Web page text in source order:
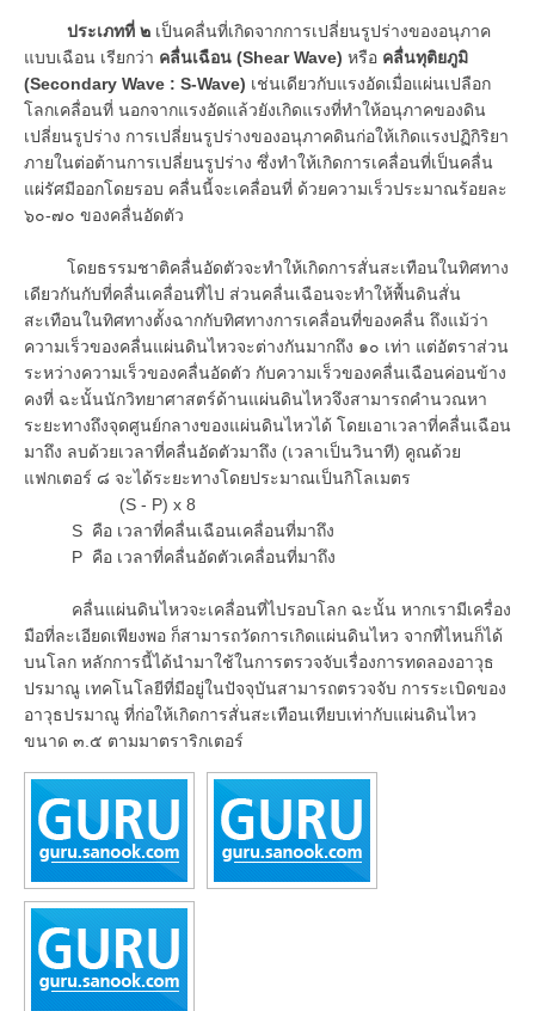
ประเภทที่ ๒ เป็นคลื่นที่เกิดจากการเปลี่ยนรูปร่างของอนุภาค
แบบเฉือน เรียกว่า คลื่นเฉือน (Shear Wave) หรือ คลื่นทุติยภูมิ
(Secondary Wave : S-Wave) เช่นเดียวกับแรงอัดเมื่อแผ่นเปลือก
โลกเคลื่อนที่ นอกจากแรงอัดแล้วยังเกิดแรงที่ทำให้อนุภาคของดิน
เปลี่ยนรูปร่าง การเปลี่ยนรูปร่างของอนุภาคดินก่อให้เกิดแรงปฏิกิริยา
ภายในต่อต้านการเปลี่ยนรูปร่าง ซึ่งทำให้เกิดการเคลื่อนที่เป็นคลื่น
แผ่รัศมีออกโดยรอบ คลื่นนี้จะเคลื่อนที่ ด้วยความเร็วประมาณร้อยละ
๖๐-๗๐ ของคลื่นอัดตัว
โดยธรรมชาติคลื่นอัดตัวจะทำให้เกิดการสั่นสะเทือนในทิศทาง
เดียวกันกับที่คลื่นเคลื่อนที่ไป ส่วนคลื่นเฉือนจะทำให้พื้นดินสั่น
สะเทือนในทิศทางตั้งฉากกับทิศทางการเคลื่อนที่ของคลื่น ถึงแม้ว่า
ความเร็วของคลื่นแผ่นดินไหวจะต่างกันมากถึง ๑๐ เท่า แต่อัตราส่วน
ระหว่างความเร็วของคลื่นอัดตัว กับความเร็วของคลื่นเฉือนค่อนข้าง
คงที่ ฉะนั้นนักวิทยาศาสตร์ด้านแผ่นดินไหวจึงสามารถคำนวณหา
ระยะทางถึงจุดศูนย์กลางของแผ่นดินไหวได้ โดยเอาเวลาที่คลื่นเฉือน
มาถึง ลบด้วยเวลาที่คลื่นอัดตัวมาถึง (เวลาเป็นวินาที) คูณด้วย
แฟกเตอร์ ๘ จะได้ระยะทางโดยประมาณเป็นกิโลเมตร
(S - P) x 8
S คือ เวลาที่คลื่นเฉือนเคลื่อนที่มาถึง
P คือ เวลาที่คลื่นอัดตัวเคลื่อนที่มาถึง
คลื่นแผ่นดินไหวจะเคลื่อนที่ไปรอบโลก ฉะนั้น หากเรามีเครื่อง
มือที่ละเอียดเพียงพอ ก็สามารถวัดการเกิดแผ่นดินไหว จากที่ไหนก็ได้
บนโลก หลักการนี้ได้นำมาใช้ในการตรวจจับเรื่องการทดลองอาวุธ
ปรมาณู เทคโนโลยีที่มีอยู่ในปัจจุบันสามารถตรวจจับ การระเบิดของ
อาวุธปรมาณู ที่ก่อให้เกิดการสั่นสะเทือนเทียบเท่ากับแผ่นดินไหว
ขนาด ๓.๕ ตามมาตราริกเตอร์